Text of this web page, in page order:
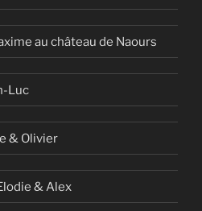
au château de Naours
Luc
& Olivier
& Alex